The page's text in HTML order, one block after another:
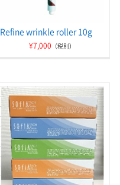
Refine wrinkle roller 10g
¥7,000 （税別）